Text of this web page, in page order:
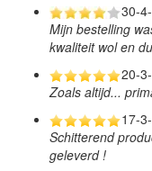
30-
Mijn bestelling
kwaliteit wol en
20-
Zoals altijd...
17-
Schitterend
geleverd !